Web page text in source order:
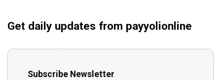
Get daily updates from payyolionline
Subscribe Newsletter